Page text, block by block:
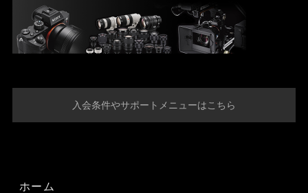
入会条件やサポートメニューはこちら
ホーム